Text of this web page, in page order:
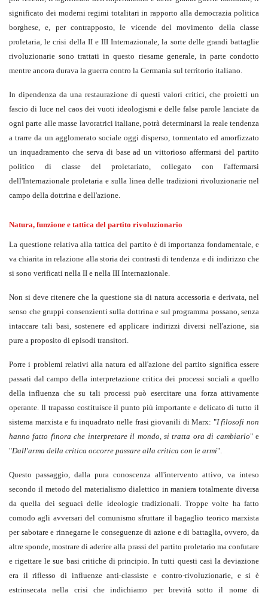
significato dei moderni regimi totalitari in rapporto alla democrazia politica
borghese, e, per contrapposto, le vicende del movimento della classe
proletaria, le crisi della II e III Internazionale, la sorte delle grandi battaglie
rivoluzionarie sono trattati in questo riesame generale, in parte condotto
mentre ancora durava la guerra contro la Germania sul territorio italiano.
In dipendenza da una restaurazione di questi valori critici, che proietti un
fascio di luce nel caos dei vuoti ideologismi e delle false parole lanciate da
ogni parte alle masse lavoratrici italiane, potrà determinarsi la reale tendenza
a trarre da un agglomerato sociale oggi disperso, tormentato ed amorfizzato
un inquadramento che serva di base ad un vittorioso affermarsi del partito
politico di classe del proletariato, collegato con l'affermarsi
dell'Internazionale proletaria e sulla linea delle tradizioni rivoluzionarie nel
campo della dottrina e dell'azione.
Natura, funzione e tattica del partito rivoluzionario
La questione relativa alla tattica del partito è di importanza fondamentale, e
va chiarita in relazione alla storia dei contrasti di tendenza e di indirizzo che
si sono verificati nella II e nella III Internazionale.
Non si deve ritenere che la questione sia di natura accessoria e derivata, nel
senso che gruppi consenzienti sulla dottrina e sul programma possano, senza
intaccare tali basi, sostenere ed applicare indirizzi diversi nell'azione, sia
pure a proposito di episodi transitori.
Porre i problemi relativi alla natura ed all'azione del partito significa essere
passati dal campo della interpretazione critica dei processi sociali a quello
della influenza che su tali processi può esercitare una forza attivamente
operante. Il trapasso costituisce il punto più importante e delicato di tutto il
sistema marxista e fu inquadrato nelle frasi giovanili di Marx: "I filosofi non
hanno fatto finora che interpretare il mondo, si tratta ora di cambiarlo" e
"Dall'arma della critica occorre passare alla critica con le armi".
Questo passaggio, dalla pura conoscenza all'intervento attivo, va inteso
secondo il metodo del materialismo dialettico in maniera totalmente diversa
da quella dei seguaci delle ideologie tradizionali. Troppe volte ha fatto
comodo agli avversari del comunismo sfruttare il bagaglio teorico marxista
per sabotare e rinnegarne le conseguenze di azione e di battaglia, ovvero, da
altre sponde, mostrare di aderire alla prassi del partito proletario ma confutare
e rigettare le sue basi critiche di principio. In tutti questi casi la deviazione
era il riflesso di influenze anti-classiste e contro-rivoluzionarie, e si è
estrinsecata nella crisi che indichiamo per brevità sotto il nome di